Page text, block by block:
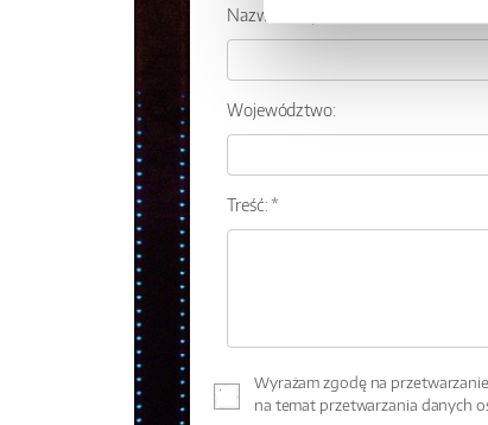
Nazwa firmy:
Województwo:
Treść: *
Wyrażam zgodę na
na temat przetwarzania danych